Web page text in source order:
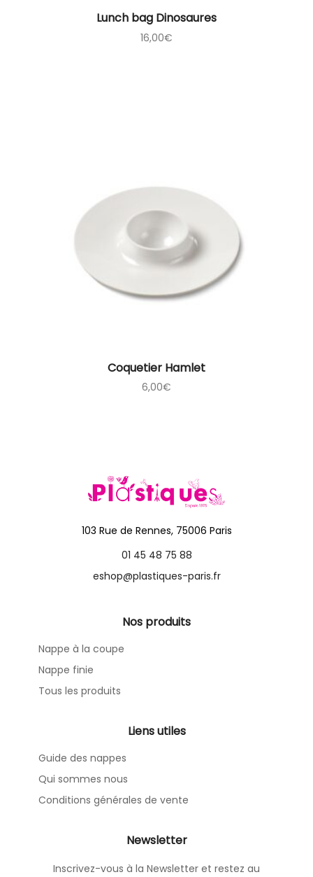
Lunch bag Dinosaures
16,00€
Coquetier Hamlet
6,00€
103 Rue de Rennes, 75006 Paris
01 45 48 75 88
eshop@plastiques-paris.fr
Nos produits
Nappe à la coupe
Nappe finie
Tous les produits
Liens utiles
Guide des nappes
Qui sommes nous
Conditions générales de vente
Newsletter
Inscrivez-vous à la Newsletter et restez au